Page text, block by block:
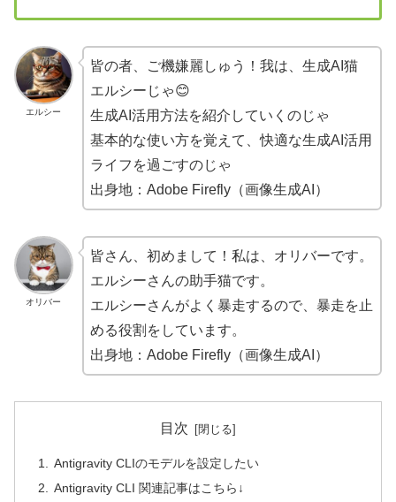
エルシー
皆の者、ご機嫌麗しゅう！我は、生成AI猫
エルシーじゃ😊
生成AI活用方法を紹介していくのじゃ
基本的な使い方を覚えて、快適な生成AI活用
ライフを過ごすのじゃ
出身地：Adobe Firefly（画像生成AI）
オリバー
皆さん、初めまして！私は、オリバーです。
エルシーさんの助手猫です。
エルシーさんがよく暴走するので、暴走を止
める役割をしています。
出身地：Adobe Firefly（画像生成AI）
目次
Antigravity CLIのモデルを設定したい
Antigravity CLI 関連記事はこちら↓